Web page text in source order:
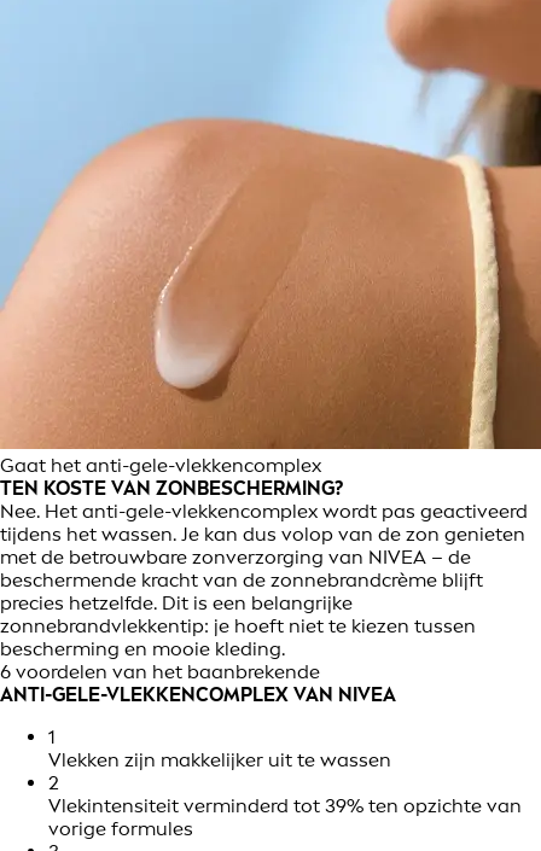
Gaat het anti-gele-vlekkencomplex
TEN KOSTE VAN ZONBESCHERMING?
Nee. Het anti-gele-vlekkencomplex wordt pas geactiveerd
tijdens het wassen. Je kan dus volop van de zon genieten
met de betrouwbare zonverzorging van NIVEA – de
beschermende kracht van de zonnebrandcrème blijft
precies hetzelfde. Dit is een belangrijke
zonnebrandvlekkentip: je hoeft niet te kiezen tussen
bescherming en mooie kleding.
6 voordelen van het baanbrekende
ANTI-GELE-VLEKKENCOMPLEX VAN NIVEA
1
Vlekken zijn makkelijker uit te wassen
2
Vlekintensiteit verminderd tot 39% ten opzichte van
vorige formules